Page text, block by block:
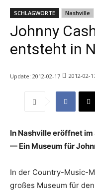
SCHLAGWORTE Nashville
Johnny
entsteht in
Update: 2012-02-17 2012-02-
In Nashville eröffnet
— Ein Museum für
In der Country-Music-
großes Museum für